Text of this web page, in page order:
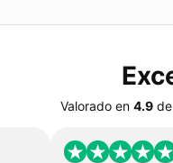
Valorado en 4.9de